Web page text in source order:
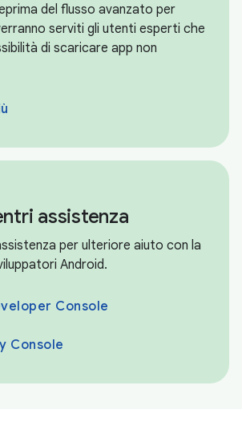
del flusso avanzato per
serviti gli utenti esperti che
di scaricare app non
assistenza
per ulteriore aiuto con la
Android.
Console
Console